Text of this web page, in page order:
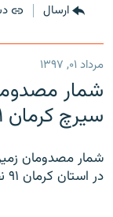
ارسال
مرداد ۰۱, ۱۳۹۷
شمار
سیرچ کرمان ۹۱ نفر اعلام شد
شمار مصدومان
در استان کرمان ۹۱ نفر اعلام شد.